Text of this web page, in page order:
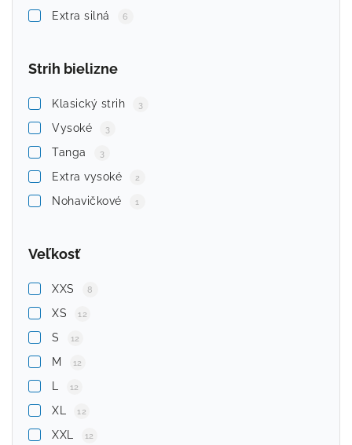
Extra silná 6
Strih bielizne
Klasický strih 3
Vysoké 3
Tanga 3
Extra vysoké 2
Nohavičkové 1
Veľkosť
XXS 8
XS 12
S 12
M 12
12
XL 12
XXL 12